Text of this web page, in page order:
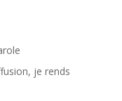
je rends